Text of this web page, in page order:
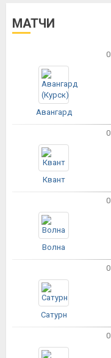
МАТЧИ
Авангард
Квант
Волна
Сатурн